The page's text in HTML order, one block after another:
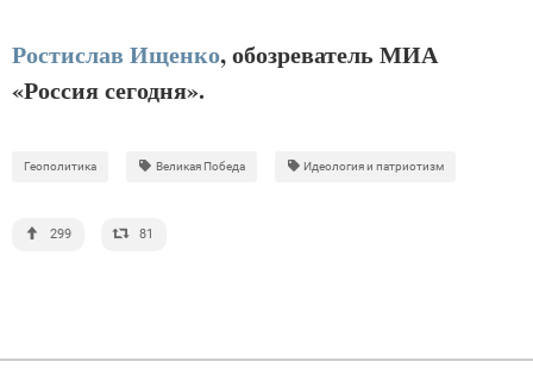
Ростислав Ищенко, обозреватель МИА
«Россия сегодня».
Геополитика Великая Победа Идеология и патриотизм
299 81